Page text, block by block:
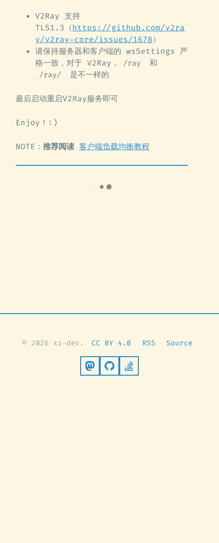
V2Ray 支持
TLS1.3（https://github.com/v2ra
y/v2ray-core/issues/1678）
请保持服务器和客户端的 wsSettings 严
格一致，对于 V2Ray，
/ray 和
/ray/ 是不一样的
最后启动重启V2Ray服务即可
Enjoy！:)
NOTE： 推荐阅读 客户端负载均衡教程
© 2026 xz-dev. CC BY 4.0 RSS Source
Follow on Mastodon
Go to GitHub
Stack Overflow